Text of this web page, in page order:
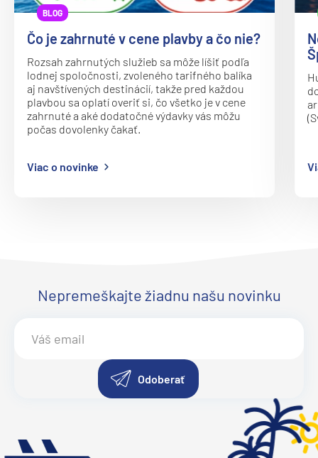
Crown Princess
Diamond Princess
Discovery Princess
Emerald Princess
Enchanted Princess
Grand Princess
Sky Princess
Sun Princess
Regent Seven Seas
Seven Seas Explorer®
BLOG
Čo je zahrnuté v cene plavby a čo nie?
Rozsah zahrnutých služieb sa môže líšiť podľa
lodnej spoločnosti, zvoleného tarifného balíka
aj navštívených destinácií, takže pred každou
plavbou sa oplatí overiť si, čo všetko je v cene
zahrnuté a aké dodatočné výdavky vás môžu
počas dovolenky čakať.
Viac o novinke
Nepremeškajte žiadnu našu novinku
Odoberať